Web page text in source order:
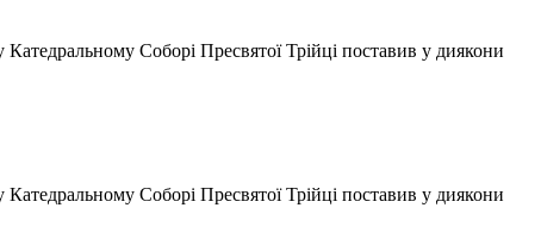
Соборі Пресвятої Трійці поставив у диякони
Соборі Пресвятої Трійці поставив у диякони